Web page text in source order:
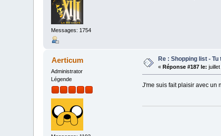
Messages: 1754
Aerticum
Administrator
Légende
Re : Shopping list -
«Réponse #187 le:
J'me suis fait plaisir avec un